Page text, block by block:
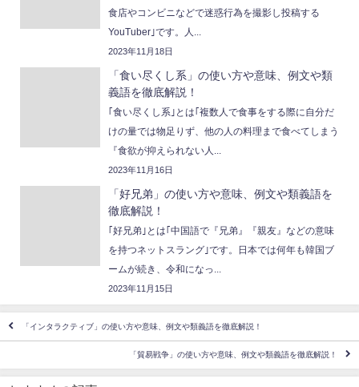
食店やコンビニなどで迷惑行為を撮影し投稿する
YouTuber｣です。人...
2023年11月18日
「食い尽くし系」の使い方や意味、例文や類
義語を徹底解説！
｢食い尽くし系｣とは｢複数人で食事をする際に自分だ
けの量では物足りず、他の人の料理まで食べてしまう
『食欲が抑えられない人...
2023年11月16日
「好兄弟」の使い方や意味、例文や類義語を
徹底解説！
｢好兄弟｣とは｢中国語で『兄弟』『親友』などの意味
を持つネットスラング｣です。日本では何年も韓国ブ
ームが続き、令和になっ...
2023年11月15日
「インタラクティブ」の使い方や意味、例文や類義語を徹底解説！
「貿易戦争」の使い方や意味、例文や類義語を徹底解説！